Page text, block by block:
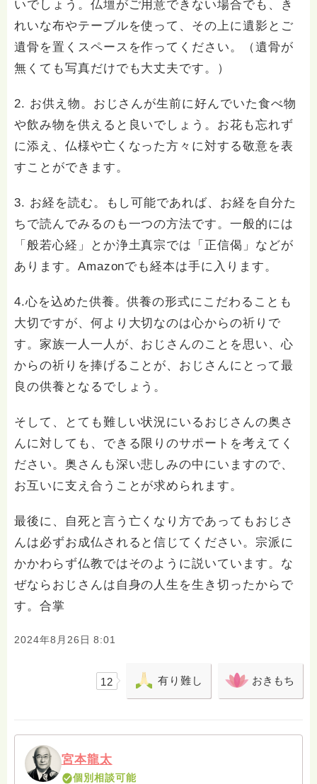
いでしょう。仏壇がご用意できない場合でも、き
れいな布やテーブルを使って、その上に遺影とご
遺骨を置くスペースを作ってください。（遺骨が
無くても写真だけでも大丈夫です。）
2. お供え物。おじさんが生前に好んでいた食べ物
や飲み物を供えると良いでしょう。お花も忘れず
に添え、仏様や亡くなった方々に対する敬意を表
すことができます。
3. お経を読む。もし可能であれば、お経を自分た
ちで読んでみるのも一つの方法です。一般的には
「般若心経」とか浄土真宗では「正信偈」などが
あります。Amazonでも経本は手に入ります。
4.心を込めた供養。供養の形式にこだわることも
大切ですが、何より大切なのは心からの祈りで
す。家族一人一人が、おじさんのことを思い、心
からの祈りを捧げることが、おじさんにとって最
良の供養となるでしょう。
そして、とても難しい状況にいるおじさんの奥さ
んに対しても、できる限りのサポートを考えてく
ださい。奥さんも深い悲しみの中にいますので、
お互いに支え合うことが求められます。
最後に、自死と言う亡くなり方であってもおじさ
んは必ずお成仏されると信じてください。宗派に
かかわらず仏教ではそのように説いています。な
ぜならおじさんは自身の人生を生き切ったからで
す。合掌
2024年8月26日 8:01
12 有り難し おきもち
宮本龍太
個別相談可能